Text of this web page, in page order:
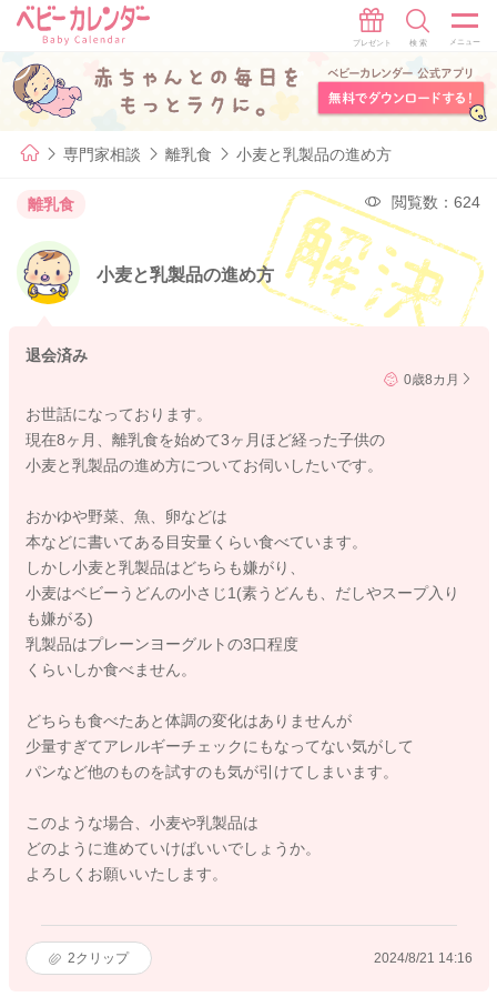
専門家相談 離乳食 小麦と乳製品の進め方
離乳食 閲覧数：624
小麦と乳製品の進め方
退会済み
0歳8カ月
お世話になっております。
現在8ヶ月、離乳食を始めて3ヶ月ほど経った子供の
小麦と乳製品の進め方についてお伺いしたいです。
おかゆや野菜、魚、卵などは
本などに書いてある目安量くらい食べています。
しかし小麦と乳製品はどちらも嫌がり、
小麦はベビーうどんの小さじ1(素うどんも、だしやスープ入り
も嫌がる)
乳製品はプレーンヨーグルトの3口程度
くらいしか食べません。
どちらも食べたあと体調の変化はありませんが
少量すぎてアレルギーチェックにもなってない気がして
パンなど他のものを試すのも気が引けてしまいます。
このような場合、小麦や乳製品は
どのように進めていけばいいでしょうか。
よろしくお願いいたします。
2クリップ 2024/8/21 14:16